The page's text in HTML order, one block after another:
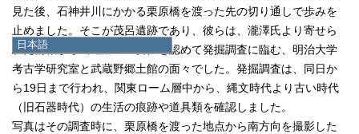
日本語
日本語
English
한국어
简体中文
繁體中文
見た後、石神井川にかかる栗原橋を渡った先の切り通しで歩みを
止めました。そこが茂呂遺跡であり、彼らは、瀧澤氏より寄せら
れた情報から当遺跡の重要性を認めて発掘調査に臨む、明治大学
考古学研究室と武蔵野郷土館の面々でした。発掘調査は、同日か
ら19日まで行われ、関東ローム層中から、縄文時代より古い時代
（旧石器時代）の生活の痕跡や道具類を確認しました。
写真はその調査時に、栗原橋を渡った地点から南方向を撮影した